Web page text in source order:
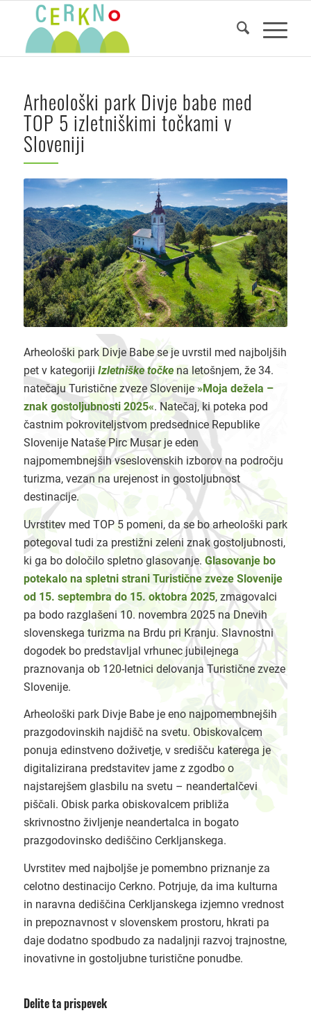
Arheološki park Divje babe med
TOP 5 izletniškimi točkami v
Sloveniji
Arheološki park Divje Babe se je uvrstil med najboljših
pet v kategoriji Izletniške točke na letošnjem, že 34.
natečaju Turistične zveze Slovenije»Moja dežela –
znak gostoljubnosti 2025«. Natečaj, ki poteka pod
častnim pokroviteljstvom predsednice Republike
Slovenije Nataše Pirc Musar je eden
najpomembnejših vseslovenskih izborov na področju
turizma, vezan na urejenost in gostoljubnost
destinacije.
Uvrstitev med TOP 5 pomeni, da se bo arheološki park
potegoval tudi za prestižni zeleni znak gostoljubnosti,
ki ga bo določilo spletno glasovanje. Glasovanje bo
potekalo na spletni strani Turistične zveze Slovenije
od 15. septembra do 15. oktobra 2025, zmagovalci
pa bodo razglašeni 10. novembra 2025 na Dnevih
slovenskega turizma na Brdu pri Kranju. Slavnostni
dogodek bo predstavljal vrhunec jubilejnega
praznovanja ob 120-letnici delovanja Turistične zveze
Slovenije.
Arheološki park Divje Babe je eno najpomembnejših
prazgodovinskih najdišč na svetu. Obiskovalcem
ponuja edinstveno doživetje, v središču katerega je
digitalizirana predstavitev jame z zgodbo o
najstarejšem glasbilu na svetu – neandertalčevi
piščali. Obisk parka obiskovalcem približa
skrivnostno življenje neandertalca in bogato
prazgodovinsko dediščino Cerkljanskega.
Uvrstitev med najboljše je pomembno priznanje za
celotno destinacijo Cerkno. Potrjuje, da ima kulturna
in naravna dediščina Cerkljanskega izjemno vrednost
in prepoznavnost v slovenskem prostoru, hkrati pa
daje dodatno spodbudo za nadaljnji razvoj trajnostne,
inovativne in gostoljubne turistične ponudbe.
Delite ta prispevek